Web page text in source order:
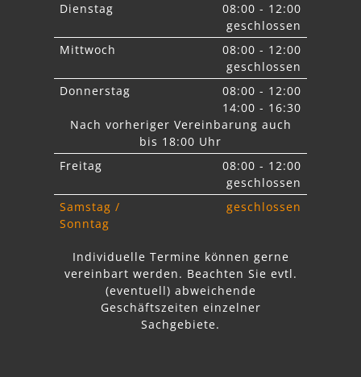
Dienstag
08:00 - 12:00
geschlossen
Mittwoch
08:00 - 12:00
geschlossen
Donnerstag
08:00 - 12:00
14:00 - 16:30
Nach vorheriger Vereinbarung auch
bis 18:00 Uhr
Freitag
08:00 - 12:00
geschlossen
Samstag /
Sonntag
geschlossen
Individuelle Termine können gerne
vereinbart werden. Beachten Sie evtl.
abweichende
Geschäftszeiten einzelner
Sachgebiete.